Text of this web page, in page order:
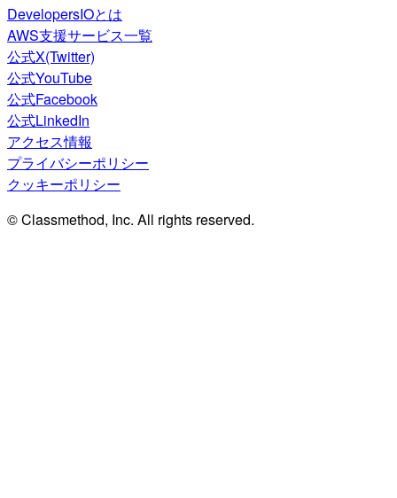
DevelopersIOとは
AWS支援サービス一覧
公式X(Twitter)
公式YouTube
公式Facebook
公式LinkedIn
アクセス情報
プライバシーポリシー
クッキーポリシー
© Classmethod, Inc. All rights reserved.